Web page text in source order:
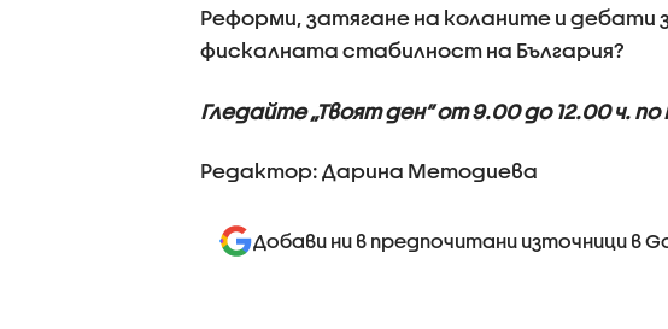
Реформи, затягане на коланите и дебати
фискалната стабилност на България?
Гледайте „Твоят ден” от 9.00 до 12.00 ч. по
Редактор: Дарина Методиева
Добави ни в предпочитани източници в